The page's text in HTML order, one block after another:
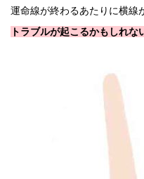
運命線が終わるあたりに横線
トラブルが起こるかもしれな